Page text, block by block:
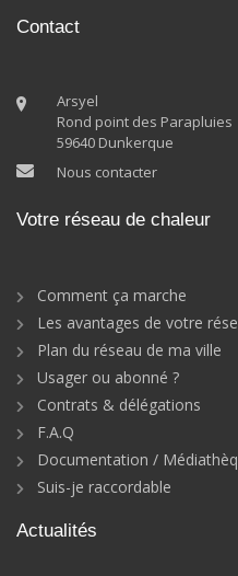
Contact
Arsyel
Rond point des Parapluies
59640 Dunkerque
Nous contacter
Votre réseau de chaleur
Comment ça marche
Les avantages de votre
Plan du réseau de ma ville
Usager ou abonné ?
Contrats & délégations
F.A.Q
Documentation /
Suis-je raccordable
Actualités